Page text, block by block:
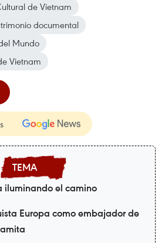
de Vietnam
documental
Mundo
Vietnam
iluminando el camino
Europa como embajador de